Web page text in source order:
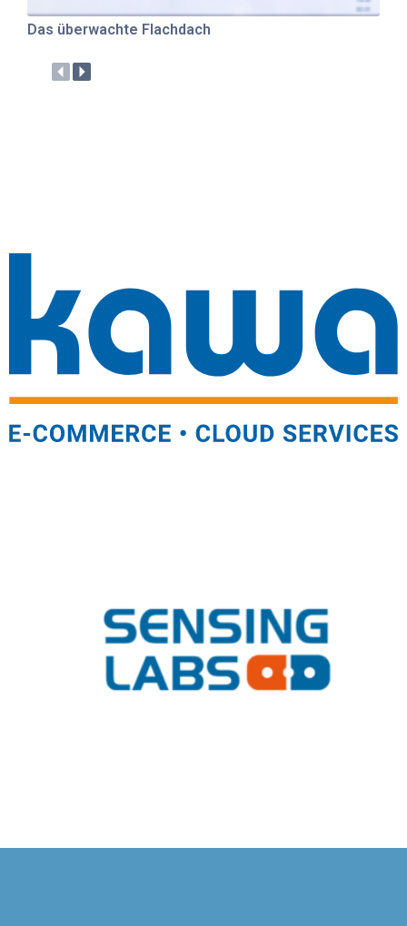
Das überwachte Flachdach